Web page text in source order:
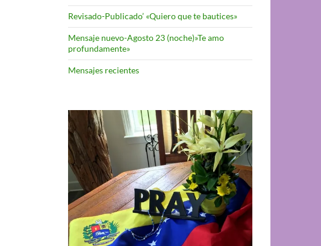
Revisado-Publicado’ «Quiero que te bautices»
Mensaje nuevo-Agosto 23 (noche)»Te amo
profundamente»
Mensajes recientes